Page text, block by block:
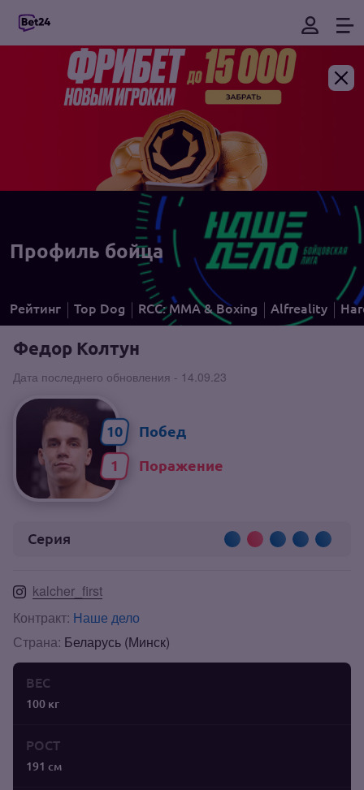
Профиль бойца
Рейтинг Top Dog RCC: MMA & Boxing Alfreality
Федор Колтун
Дата последнего обновления - 14.09.23
10
1
Серия
kalcher_first
Контракт: Наше дело
Страна: Беларусь (Минск)
ВЕС
100 кг
РОСТ
191 см